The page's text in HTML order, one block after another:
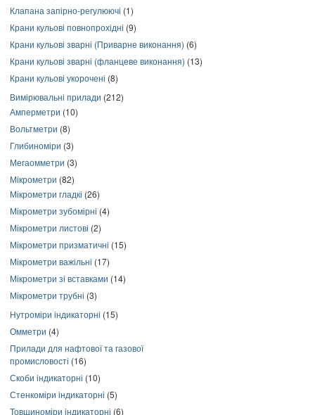
Клапана запірно-регулюючі (1)
Крани кульові повнопрохідні (9)
Крани кульові зварні (Приварне виконання) (6)
Крани кульові зварні (фланцеве виконання) (13)
Крани кульові укорочені (8)
Вимірювальні прилади (212)
Амперметри (10)
Вольтметри (8)
Глибиноміри (3)
Мегаомметри (3)
Мікрометри (82)
Мікрометри гладкі (26)
Мікрометри зубомірні (4)
Мікрометри листові (2)
Мікрометри призматичні (15)
Мікрометри важільні (17)
Мікрометри зі вставками (14)
Мікрометри трубні (3)
Нутроміри індикаторні (15)
Омметри (4)
Прилади для нафтової та газової
промисловості (16)
Скоби індикаторні (10)
Стенкоміри індикаторні (5)
Товщиноміри індикаторні (6)